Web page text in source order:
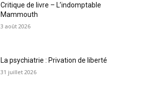
Critique de livre – L’indomptable
Mammouth
3 août 2026
La psychiatrie : Privation de liberté
31 juillet 2026